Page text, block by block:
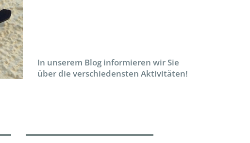
In unserem Blog informieren wir Sie
über die verschiedensten Aktivitäten!